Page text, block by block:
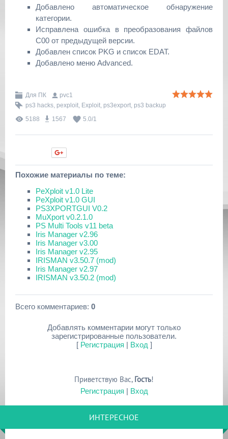
Добавлено автоматическое обнаружение
категории.
Исправлена ​​ошибка в преобразования файлов
С00 от предыдущей версии.
Добавлен список PKG и список EDAT.
Добавлено меню Advanced.
Для ПК
pvc1
ps3 hacks, pexploit, Exploit, ps3export, ps3 backup
5188
1567 5.0/1
Похожие материалы по теме:
PeXploit v1.0 Lite
PeXploit v1.0 GUI
PS3XPORTGUI V0.2
MuXport v0.2.1.0
PS Multi Tools v11 beta
Iris Manager v2.96
Iris Manager v3.00
Iris Manager v2.95
IRISMAN v3.50.7 (mod)
Iris Manager v2.97
IRISMAN v3.50.2 (mod)
Всего комментариев: 0
Добавлять комментарии могут только
зарегистрированные пользователи.
[ Регистрация | Вход ]
Приветствую Вас, Гость!
Регистрация | Вход
ИНТЕРЕСНОЕ